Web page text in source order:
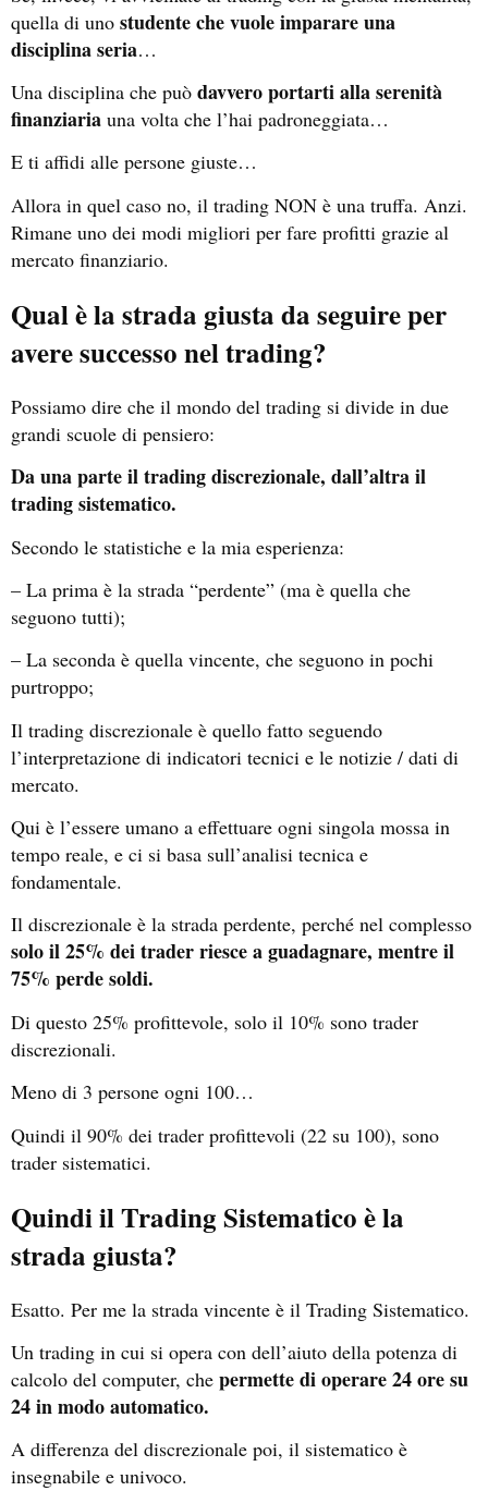
quella di uno studente che vuole imparare una
disciplina seria…
Una disciplina che può davvero portarti alla serenità
finanziaria una volta che l’hai padroneggiata…
E ti affidi alle persone giuste…
Allora in quel caso no, il trading NON è una truffa. Anzi.
Rimane uno dei modi migliori per fare profitti grazie al
mercato finanziario.
Qual è la strada giusta da seguire per
avere successo nel trading?
Possiamo dire che il mondo del trading si divide in due
grandi scuole di pensiero:
Da una parte il trading discrezionale, dall’altra il
trading sistematico.
Secondo le statistiche e la mia esperienza:
– La prima è la strada “perdente” (ma è quella che
seguono tutti);
– La seconda è quella vincente, che seguono in pochi
purtroppo;
Il trading discrezionale è quello fatto seguendo
l’interpretazione di indicatori tecnici e le notizie / dati di
mercato.
Qui è l’essere umano a effettuare ogni singola mossa in
tempo reale, e ci si basa sull’analisi tecnica e
fondamentale.
Il discrezionale è la strada perdente, perché nel complesso
solo il 25% dei trader riesce a guadagnare, mentre il
75% perde soldi.
Di questo 25% profittevole, solo il 10% sono trader
discrezionali.
Meno di 3 persone ogni 100…
Quindi il 90% dei trader profittevoli (22 su 100), sono
trader sistematici.
Quindi il Trading Sistematico è la
strada giusta?
Esatto. Per me la strada vincente è il Trading Sistematico.
Un trading in cui si opera con dell’aiuto della potenza di
calcolo del computer, che permette di operare 24 ore su
24 in modo automatico.
A differenza del discrezionale poi, il sistematico è
insegnabile e univoco.